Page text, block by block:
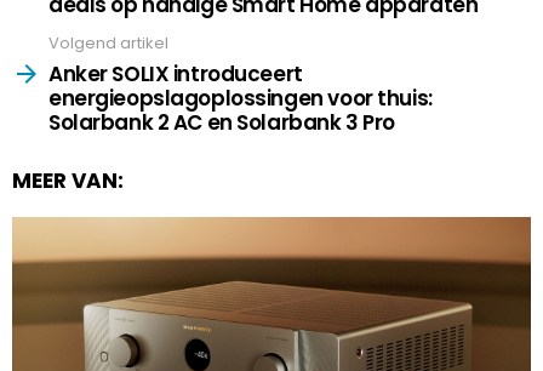
Volgend artikel
Anker SOLIX introduceert
energieopslagoplossingen voor thuis:
Solarbank 2 AC en Solarbank 3 Pro
MEER VAN: